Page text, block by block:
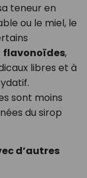
teneur en
ou le miel, le
flavonoïdes,
libres et à
sont moins
du sirop
d’autres